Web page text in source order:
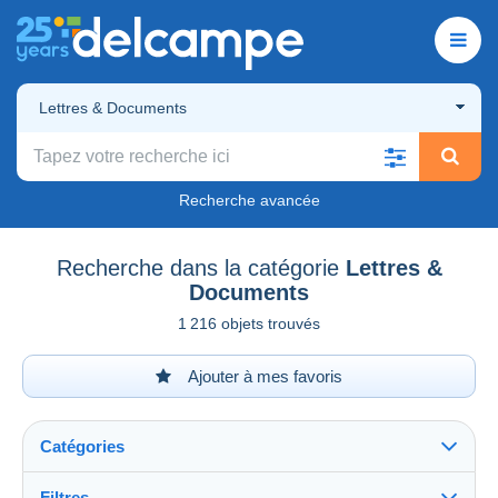
Lettres & Documents
Recherche avancée
Recherche dans la catégorie Lettres &
Documents
1 216 objets trouvés
Ajouter à mes favoris
Catégories